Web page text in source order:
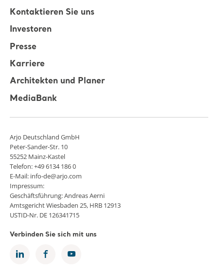
Kontaktieren Sie uns
Investoren
Presse
Karriere
Architekten und Planer
MediaBank
Arjo Deutschland GmbH
Peter-Sander-Str. 10
55252 Mainz-Kastel
Telefon: +49 6134 186 0
E-Mail: info-de@arjo.com
Impressum:
Geschäftsführung: Andreas Aerni
Amtsgericht Wiesbaden 25, HRB 12913
USTID-Nr. DE 126341715
Verbinden Sie sich mit uns